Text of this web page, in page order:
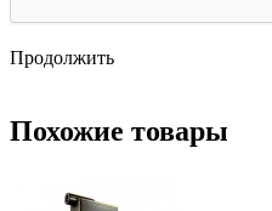
Продолжить
Похожие товары